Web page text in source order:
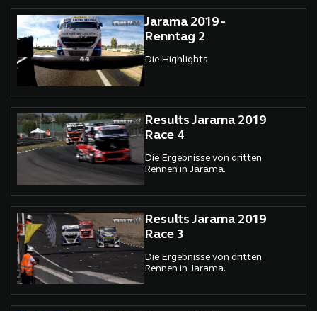
Jarama 2019 -
Renntag 2
Die Highlights
Results Jarama 2019
Race 4
Die Ergebnisse von dritten
Rennen in Jarama.
Results Jarama 2019
Race 3
Die Ergebnisse von dritten
Rennen in Jarama.